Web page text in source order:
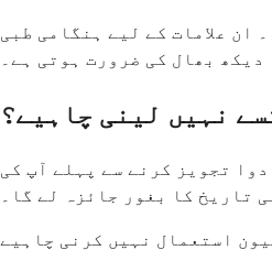
ان علامات کے لیے ہنگامی طبی
دیکھ بھال کی ضرورت ہوتی ہے۔
نہیں لینی چاہیے؟
تجویز کرنے سے پہلے آپ کی
تاریخ کا بغور جائزہ لے گا۔